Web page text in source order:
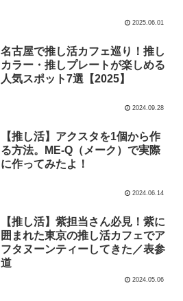
2025.06.01
名古屋で推し活カフェ巡り！推し
カラー・推しプレートが楽しめる
人気スポット7選【2025】
2024.09.28
【推し活】アクスタを1個から作
る方法。ME-Q（メーク）で実際
に作ってみたよ！
2024.06.14
【推し活】紫担当さん必見！紫に
囲まれた東京の推し活カフェでア
フタヌーンティーしてきた／表参
道
2024.05.06